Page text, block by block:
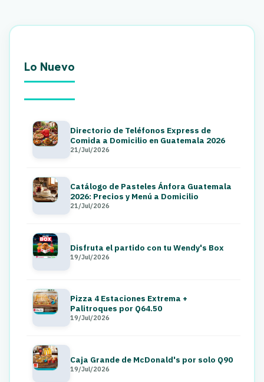
Lo Nuevo
Directorio de Teléfonos Express de
Comida a Domicilio en Guatemala 2026
21/Jul/2026
Catálogo de Pasteles Ánfora Guatemala
2026: Precios y Menú a Domicilio
21/Jul/2026
Disfruta el partido con tu Wendy's Box
19/Jul/2026
Pizza 4 Estaciones Extrema +
Palitroques por Q64.50
19/Jul/2026
Caja Grande de McDonald's por solo Q90
19/Jul/2026